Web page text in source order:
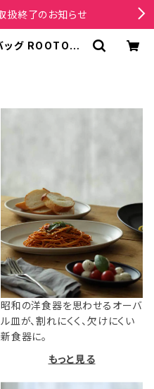
扱終了のお知らせ
グ ROOTOTE
昭和の洋食器を思わせるオーバ
ル皿が、割れにくく、欠けにくい
新食器に。
もっと見る